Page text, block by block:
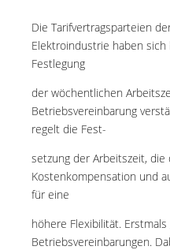
Die Tarifvertragsparteien
Elektroindustrie haben
Festlegung
der wöchentlichen
Betriebsvereinbarung
regelt die Fest-
setzung der Arbeitszeit, die
Kostenkompensation und
für eine
höhere Flexibilität.
Betriebsvereinbarungen.